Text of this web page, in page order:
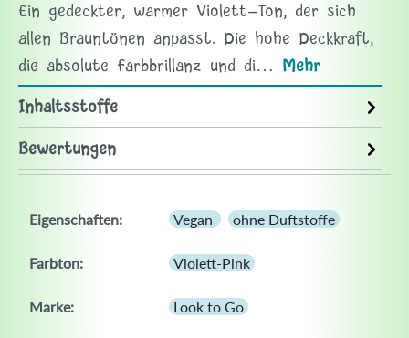
Ein gedeckter, warmer Violett-Ton, der sich
allen Brauntönen anpasst. Die hohe Deckkraft,
die absolute Farbbrillanz und di… Mehr
Inhaltsstoffe
Bewertungen
Eigenschaften: Vegan ohne Duftstoffe
Farbton: Violett-Pink
Marke: Look to Go